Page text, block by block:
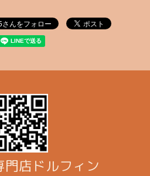
門店ドルフィン